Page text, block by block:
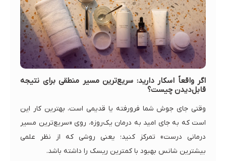
اگر واقعاً اسکار دارید: سریع‌ترین مسیر منطقی برای نتیجه
قابل‌دیدن چیست؟
وقتی جای جوش شما فرورفته یا قدیمی است، بهترین کار این
است که به جای امید به درمان یک‌روزه، روی «سریع‌ترین مسیر
درمانی درست» تمرکز کنید؛ یعنی روشی که از نظر علمی
بیشترین شانس بهبود با کمترین ریسک را داشته باشد.